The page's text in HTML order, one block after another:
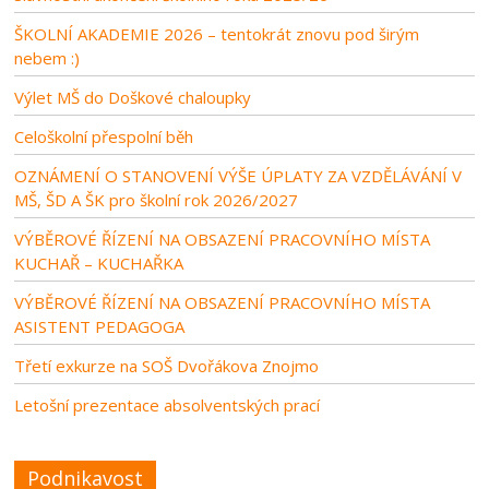
ŠKOLNÍ AKADEMIE 2026 – tentokrát znovu pod širým
nebem :)
Výlet MŠ do Doškové chaloupky
Celoškolní přespolní běh
OZNÁMENÍ O STANOVENÍ VÝŠE ÚPLATY ZA VZDĚLÁVÁNÍ V
MŠ, ŠD A ŠK pro školní rok 2026/2027
VÝBĚROVÉ ŘÍZENÍ NA OBSAZENÍ PRACOVNÍHO MÍSTA
KUCHAŘ – KUCHAŘKA
VÝBĚROVÉ ŘÍZENÍ NA OBSAZENÍ PRACOVNÍHO MÍSTA
ASISTENT PEDAGOGA
Třetí exkurze na SOŠ Dvořákova Znojmo
Letošní prezentace absolventských prací
Podnikavost